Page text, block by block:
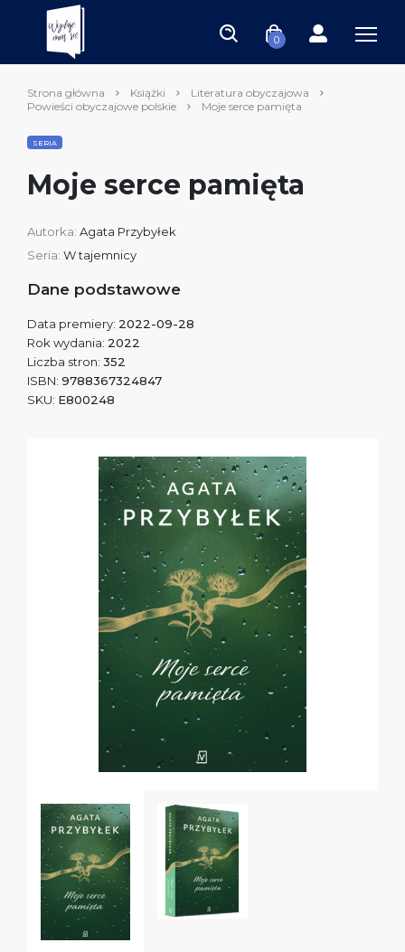
0
Strona główna Książki
Literatura obyczajowa
Powieści obyczajowe polskie
Moje serce pamięta
SERIA
Moje serce pamięta
Autorka: Agata Przybyłek
Seria: W tajemnicy
Dane podstawowe
Data premiery: 2022-09-28
Rok wydania: 2022
Liczba stron: 352
ISBN: 9788367324847
SKU: E800248